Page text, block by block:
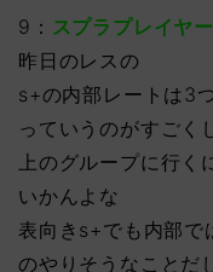
9： スプラプレイヤ
昨日のレスの
s+の内部レートは3
っていうのがすごく
上のグループに行
いかんよな
表向きs+でも内部で
のやりそうなことだ